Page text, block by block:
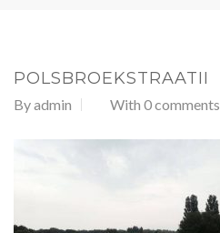
POLSBROEKSTRAATII
Byadmin With 0 comments